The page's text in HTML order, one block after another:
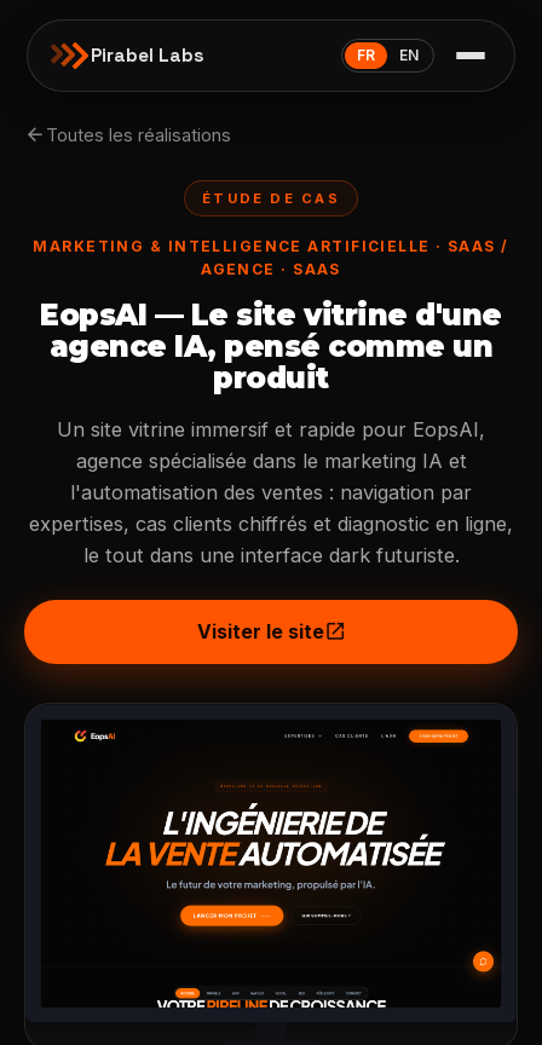
Pirabel Labs FR EN
arrow_back Toutes les réalisations
ÉTUDE DE CAS
MARKETING & INTELLIGENCE ARTIFICIELLE · SAAS /
AGENCE · SAAS
EopsAI — Le site vitrine d'une
agence IA, pensé comme un
produit
Un site vitrine immersif et rapide pour EopsAI,
agence spécialisée dans le marketing IA et
l'automatisation des ventes : navigation par
expertises, cas clients chiffrés et diagnostic en ligne,
le tout dans une interface dark futuriste.
Visiter le siteopen_in_new